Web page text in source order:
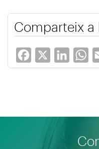
Comparteix a
Facebook